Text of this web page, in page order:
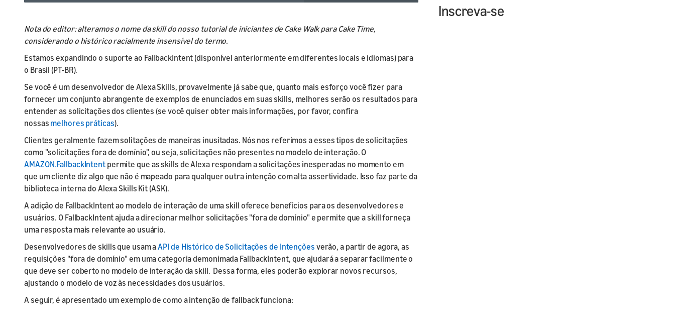
tips
Find an Alexa event
near you
Webinar: Learn how to
Code Samples &
Node.js SDK
for these resources
Credits
Earn AWS credits for
incurs
Build skills and earn
developer perks
providers
Prepare for product
testing and marketing
Home Skill API
Launch your skill or
submit your product
Nota do editor: alteramos o nome da skill do nosso tutorial de iniciantes de Cake Walk para Cake Time,
considerando o histórico racialmente insensível do termo.
Estamos expandindo o suporte ao FallbackIntent (disponível anteriormente em diferentes locais e idiomas) para
o Brasil (PT-BR).
Se você é um desenvolvedor de Alexa Skills, provavelmente já sabe que, quanto mais esforço você fizer para
fornecer um conjunto abrangente de exemplos de enunciados em suas skills, melhores serão os resultados para
entender as solicitações dos clientes (se você quiser obter mais informações, por favor, confira
nossas melhores práticas).
Clientes geralmente fazem solitações de maneiras inusitadas. Nós nos referimos a esses tipos de solicitações
como "solicitações fora de domínio", ou seja, solicitações não presentes no modelo de interação. O
AMAZON.FallbackIntentpermite que as skills de Alexa respondam a solicitações inesperadas no momento em
que um cliente diz algo que não é mapeado para qualquer outra intenção com alta assertividade. Isso faz parte da
biblioteca interna do Alexa Skills Kit (ASK).
A adição de FallbackIntent ao modelo de interação de uma skill oferece benefícios para os desenvolvedores e
usuários. O FallbackIntent ajuda a direcionar melhor solicitações "fora de domínio" e permite que a skill forneça
uma resposta mais relevante ao usuário.
Desenvolvedores de skills que usam aAPI de Histórico de Solicitações de Intenções verão, a partir de agora, as
requisições "fora de domínio" em uma categoria demonimada FallbackIntent, que ajudará a separar facilmente o
que deve ser coberto no modelo de interação da skill. Dessa forma, eles poderão explorar novos recursos,
ajustando o modelo de voz às necessidades dos usuários.
A seguir, é apresentado um exemplo de como a intenção de fallback funciona:
Inscreva-se